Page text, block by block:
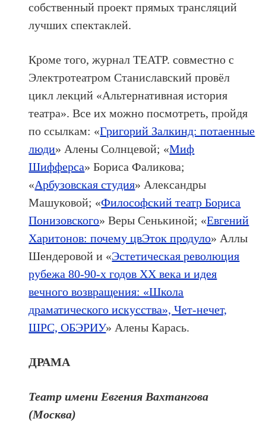
собственный проект прямых трансляций
лучших спектаклей.
Кроме того, журнал ТЕАТР. совместно с
Электротеатром Станиславский провёл
цикл лекций «Альтернативная история
театра». Все их можно посмотреть, пройдя
по ссылкам: «Григорий Залкинд: потаенные
люди» Алены Солнцевой; «Миф
Шифферса» Бориса Фаликова;
«Арбузовская студия» Александры
Машуковой; «Философский театр Бориса
Понизовского» Веры Сенькиной; «Евгений
Харитонов: почему цвЭток продуло» Аллы
Шендеровой и «Эстетическая революция
рубежа 80-90-х годов XX века и идея
вечного возвращения: «Школа
драматического искусства», Чет-нечет,
ШРС, ОБЭРИУ» Алены Карась.
ДРАМА
Театр имени Евгения Вахтангова
(Москва)